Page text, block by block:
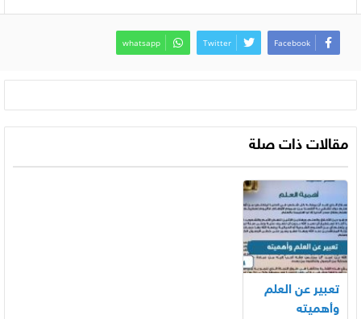
Facebook
Twitter
whatsapp
مقالات ذات صلة
تعبير عن العلم
وأهميته